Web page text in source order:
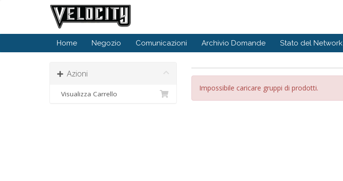
Home Negozio Comunicazioni Archivio Domande Stato del Network
Impossibile caricare gruppi di prodotti.
Azioni
Visualizza Carrello